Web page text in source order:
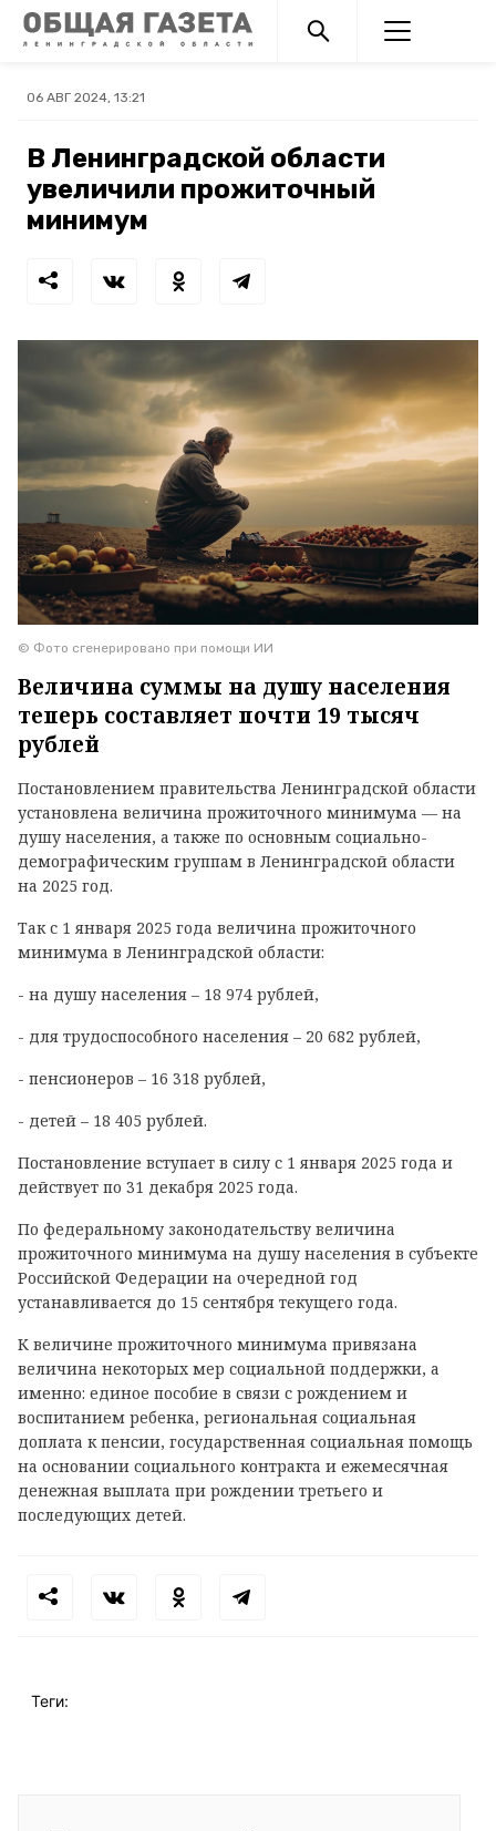
06 АВГ 2024, 13:21
В Ленинградской области
увеличили прожиточный
минимум
© Фото сгенерировано при помощи ИИ
Величина суммы на душу населения
теперь составляет почти 19 тысяч
рублей
Постановлением правительства Ленинградской области
установлена величина прожиточного минимума — на
душу населения, а также по основным социально-
демографическим группам в Ленинградской области
на 2025 год.
Так с 1 января 2025 года величина прожиточного
минимума в Ленинградской области:
- на душу населения – 18 974 рублей,
- для трудоспособного населения – 20 682 рублей,
- пенсионеров – 16 318 рублей,
- детей – 18 405 рублей.
Постановление вступает в силу с 1 января 2025 года и
действует по 31 декабря 2025 года.
По федеральному законодательству величина
прожиточного минимума на душу населения в субъекте
Российской Федерации на очередной год
устанавливается до 15 сентября текущего года.
К величине прожиточного минимума привязана
величина некоторых мер социальной поддержки, а
именно: единое пособие в связи с рождением и
воспитанием ребенка, региональная социальная
доплата к пенсии, государственная социальная помощь
на основании социального контракта и ежемесячная
денежная выплата при рождении третьего и
последующих детей.
Теги: